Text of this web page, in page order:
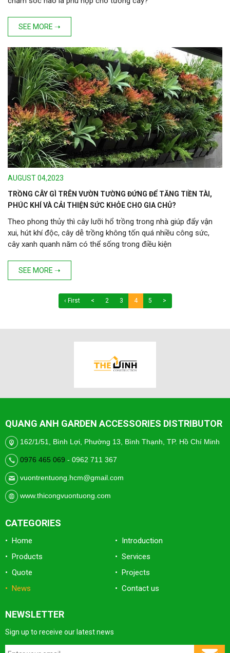
SEE MORE ➝
AUGUST 04,2023
TRỒNG CÂY GÌ TRÊN VƯỜN TƯỜNG ĐỨNG ĐỂ TĂNG TIỀN TÀI,
PHÚC KHÍ VÀ CẢI THIỆN SỨC KHỎE CHO GIA CHỦ?
Theo phong thủy thì cây lưỡi hổ trồng trong nhà giúp đẩy vận
xui, hút khí độc, cây dễ trồng không tốn quá nhiều công sức,
cây xanh quanh năm có thể sống trong điều kiện
SEE MORE ➝
‹ First < 2 3 4 5 >
QUANG ANH GARDEN ACCESSORIES DISTRIBUTOR
162/1/51, Bình Lợi, Phường 13, Bình Thạnh, TP. Hồ Chí Minh
0976 465 069 - 0962 711 367
vuontrentuong.hcm@gmail.com
www.thicongvuontuong.com
CATEGORIES
• Home
• Introduction
• Products
• Services
• Quote
• Projects
• News
• Contact us
NEWSLETTER
Sign up to receive our latest news